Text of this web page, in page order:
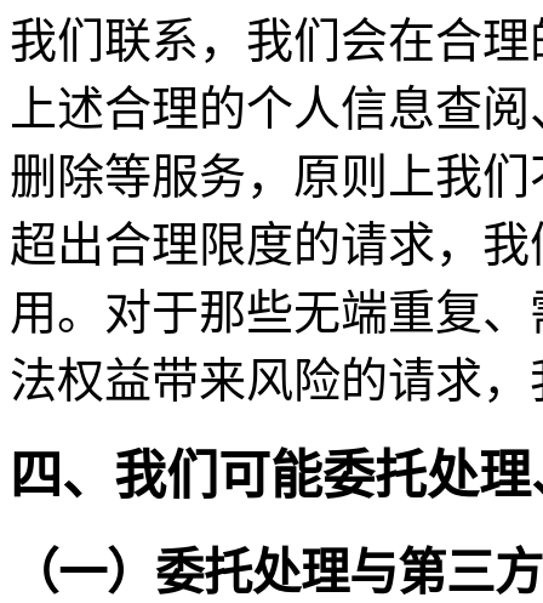
我们联系，我们会在合
上述合理的个人信息查
删除等服务，原则上我
超出合理限度的请求，
用。对于那些无端重复
法权益带来风险的请求
四、我们可能委托处
（一）委托处理与第三